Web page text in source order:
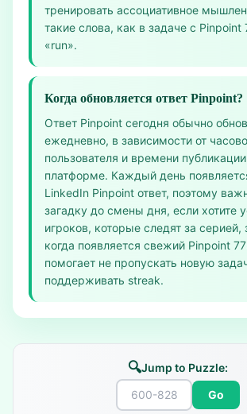
тренировать ассоциативное
такие слова, как в задаче с Pinpoint
«run».
Когда обновляется ответ Pinpoint?
Ответ Pinpoint сегодня обычно
ежедневно, в зависимости от
пользователя и времени
платформе. Каждый день
LinkedIn Pinpoint ответ, поэтому
загадку до смены дня, если хотите
игроков, которые следят за серией,
когда появляется свежий Pinpoint
помогает не пропускать новую
поддерживать streak.
🔍Jump to Puzzle:
Go